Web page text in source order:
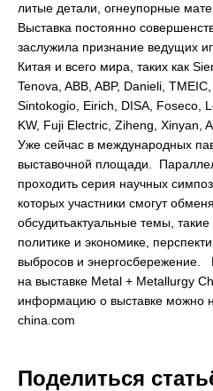
литые детали, огнеупорные
Выставка постоянно
заслужила признание ведущих
Китая и всего мира, таких как
Tenova, ABB, ABP, Danieli,
Sintokogio, Eirich, DISA, Foseco,
KW, Fuji Electric, Ziheng, Xinyan,
Уже сейчас в международных
выставочной площади.
проходить серия научных
которых участники смогут
обсудитьактуальные темы,
политике и экономике,
выбросов и
на выставке Metal + Metallurgy
информацию о выставке можно
china.com
Поделиться